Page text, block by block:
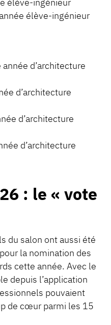
élève-ingénieur
d’architecture
d’architecture
d’architecture
d’architecture
: le « vote
du salon ont aussi été
la nomination des
cette année. Avec le
depuis l’application
pouvaient
de cœur parmi les 15